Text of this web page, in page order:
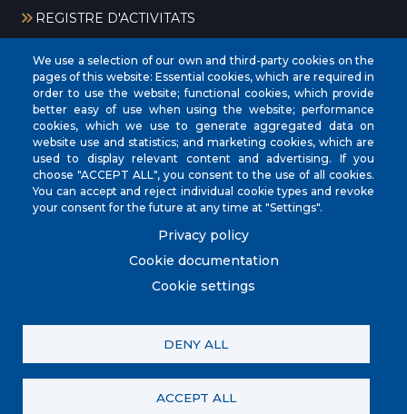
REGISTRE D'ACTIVITATS
CIF
‎P0704300C
Address
Plaça de la Vila, 17 CP: 07260
Phone (+34) 971 647221
© City Council of Porreres. All rights reserved.
Política de privacitat
Política de galetes (Cookies)
We use a selection of our own and third-party cookies on the
pages of this website: Essential cookies, which are required in
order to use the website; functional cookies, which provide
better easy of use when using the website; performance
cookies, which we use to generate aggregated data on
website use and statistics; and marketing cookies, which are
used to display relevant content and advertising. If you
choose "ACCEPT ALL", you consent to the use of all cookies.
You can accept and reject individual cookie types and revoke
your consent for the future at any time at "Settings".
Privacy policy
Cookie documentation
Cookie settings
DENY ALL
ACCEPT ALL